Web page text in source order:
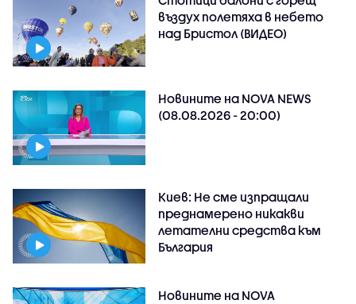
въздух полетяха в небето
над Бристол (ВИДЕО)
Новините на NOVA NEWS
(08.08.2026 - 20:00)
Киев: Не сме изпращали
преднамерено никакви
летателни средства към
България
Новините на NOVA